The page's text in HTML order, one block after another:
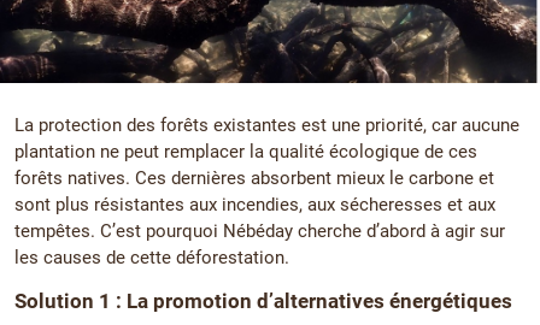
La protection des forêts existantes est une priorité, car aucune
plantation ne peut remplacer la qualité écologique de ces
forêts natives. Ces dernières absorbent mieux le carbone et
sont plus résistantes aux incendies, aux sécheresses et aux
tempêtes. C’est pourquoi Nébéday cherche d’abord à agir sur
les causes de cette déforestation.
Solution 1 : La promotion d’alternatives énergétiques